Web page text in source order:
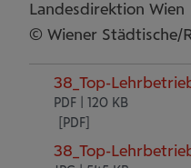
Landesdirektion Wien
© Wiener Städtische/
38_Top-
PDF | 120 KB
38_Top-